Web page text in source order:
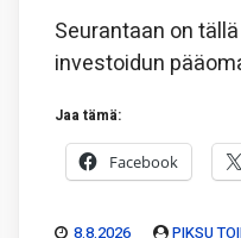
Seurantaan on
investoidun
Jaa tämä:
Facebook
8.8.2026 PIKSU